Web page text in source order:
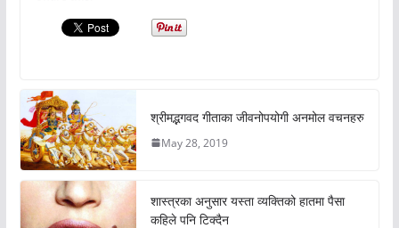
श्रीमद्भगवद गीताका जीवनोपयोगी अनमोल वचनहरु
May 28, 2019
शास्त्रका अनुसार यस्ता व्यक्तिको हातमा पैसा
कहिले पनि टिक्दैन